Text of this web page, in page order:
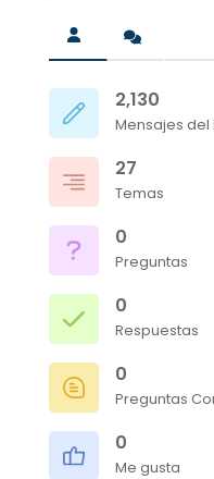
2,130
Mensajes del
27
Temas
0
Preguntas
0
Respuestas
0
Preguntas
0
Me gusta